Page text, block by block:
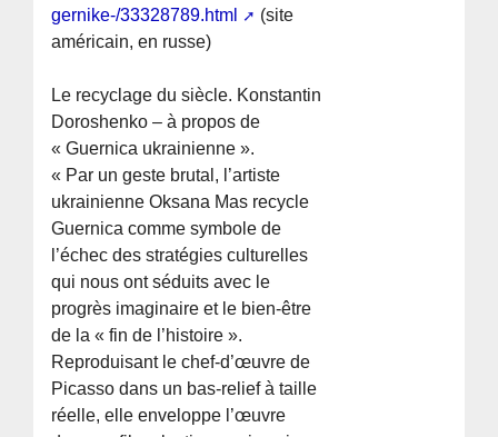
gernike-/33328789.html
(site
américain, en russe)
Le recyclage du siècle. Konstantin
Doroshenko – à propos de
« Guernica ukrainienne ».
« Par un geste brutal, l’artiste
ukrainienne Oksana Mas recycle
Guernica comme symbole de
l’échec des stratégies culturelles
qui nous ont séduits avec le
progrès imaginaire et le bien-être
de la « fin de l’histoire ».
Reproduisant le chef-d’œuvre de
Picasso dans un bas-relief à taille
réelle, elle enveloppe l’œuvre